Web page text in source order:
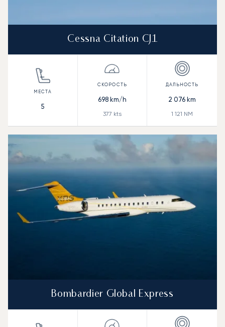
Cessna Citation CJ1
5
698km/h
377 kts
2 076 km
1 121 NM
Bombardier Global Express